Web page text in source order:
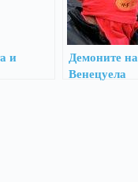
и
Демоните на
Венецуела